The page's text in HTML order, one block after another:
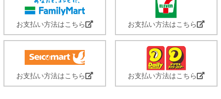
お支払い方法はこちら お支払い方法はこちら
お支払い方法はこちら お支払い方法はこちら